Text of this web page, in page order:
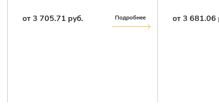
от 3 705.71 руб. Подробнее от 3 681.06 руб.